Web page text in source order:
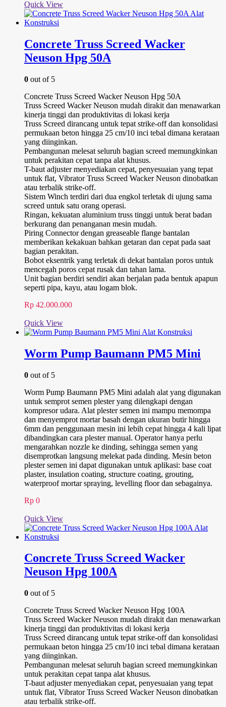
Quick View
Concrete Truss Screed Wacker
Neuson Hpg 50A
0 out of 5
Concrete Truss Screed Wacker Neuson Hpg 50A
Truss Screed Wacker Neuson mudah dirakit dan menawarkan
kinerja tinggi dan produktivitas di lokasi kerja
Truss Screed dirancang untuk tepat strike-off dan konsolidasi
permukaan beton hingga 25 cm/10 inci tebal dimana kerataan
yang diinginkan.
Pembangunan melesat seluruh bagian screed memungkinkan
untuk perakitan cepat tanpa alat khusus.
T-baut adjuster menyediakan cepat, penyesuaian yang tepat
untuk flat, Vibrator Truss Screed Wacker Neuson dinobatkan
atau terbalik strike-off.
Sistem Winch terdiri dari dua engkol terletak di ujung sama
screed untuk satu orang operasi.
Ringan, kekuatan aluminium truss tinggi untuk berat badan
berkurang dan penanganan mesin mudah.
Piring Connector dengan greaseable flange bantalan
memberikan kekakuan bahkan getaran dan cepat pada saat
bagian perakitan.
Bobot eksentrik yang terletak di dekat bantalan poros untuk
mencegah poros cepat rusak dan tahan lama.
Unit bagian berdiri sendiri akan berjalan pada bentuk apapun
seperti pipa, kayu, atau logam blok.
Rp 42.000.000
Quick View
Worm Pump Baumann PM5 Mini
0 out of 5
Worm Pump Baumann PM5 Mini adalah alat yang digunakan
untuk semprot semen plester yang dilengkapi dengan
kompresor udara. Alat plester semen ini mampu memompa
dan menyemprot mortar basah dengan ukuran butir hingga
6mm dan penggunaan mesin ini lebih cepat hingga 4 kali lipat
dibandingkan cara plester manual. Operator hanya perlu
mengarahkan nozzle ke dinding, sehingga semen yang
disemprotkan langsung melekat pada dinding. Mesin beton
plester semen ini dapat digunakan untuk aplikasi: base coat
plaster, insulation coating, structure coating, grouting,
waterproof mortar spraying, levelling floor dan sebagainya.
Rp 0
Quick View
Concrete Truss Screed Wacker
Neuson Hpg 100A
0 out of 5
Concrete Truss Screed Wacker Neuson Hpg 100A
Truss Screed Wacker Neuson mudah dirakit dan menawarkan
kinerja tinggi dan produktivitas di lokasi kerja
Truss Screed dirancang untuk tepat strike-off dan konsolidasi
permukaan beton hingga 25 cm/10 inci tebal dimana kerataan
yang diinginkan.
Pembangunan melesat seluruh bagian screed memungkinkan
untuk perakitan cepat tanpa alat khusus.
T-baut adjuster menyediakan cepat, penyesuaian yang tepat
untuk flat, Vibrator Truss Screed Wacker Neuson dinobatkan
atau terbalik strike-off.